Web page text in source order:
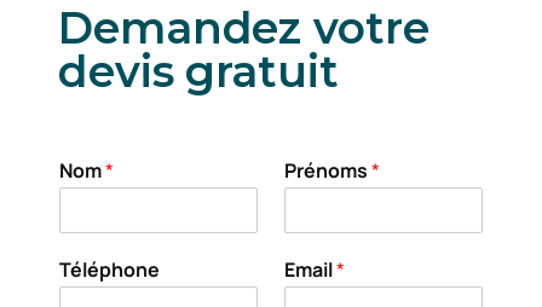
Demandez votre
devis gratuit
Nom* Prénoms*
Téléphone Email*